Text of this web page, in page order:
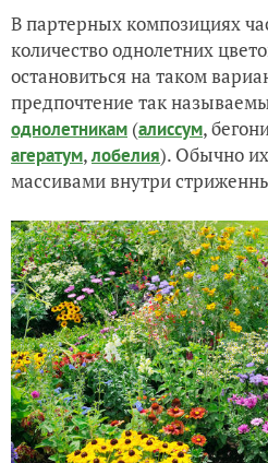
В партерных композициях
количество однолетних
остановиться на таком
предпочтение так
однолетникам (алиссум,
агератум,лобелия). Обычно
массивами внутри